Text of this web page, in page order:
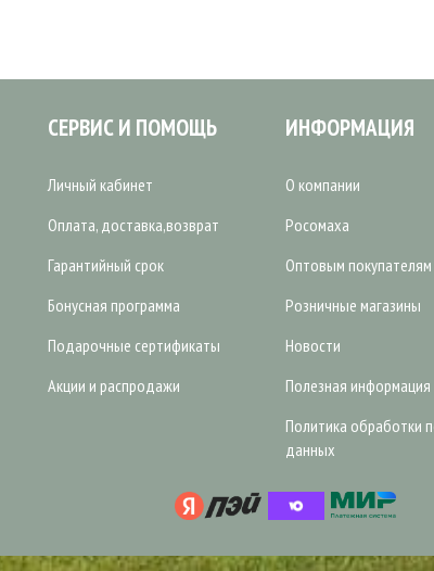
СЕРВИС И ПОМОЩЬ
Личный кабинет
Оплата, доставка,возврат
Гарантийный срок
Бонусная программа
Подарочные сертификаты
Акции и распродажи
ИНФОРМАЦИЯ
О компании
Росомаха
Оптовым покупателям
Розничные магазины
Новости
Полезная информация
Политика обработки
данных